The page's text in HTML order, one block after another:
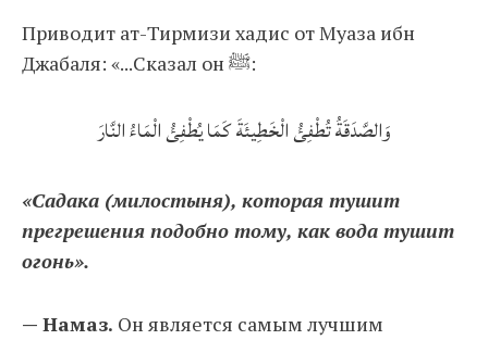
Приводит ат-Тирмизи хадис от Муаза ибн
Джабаля: «...Сказал он ﷺ:
وَالصَّدَقَةُ تُطْفِئُ الْخَطِيئَةَ كَمَا يُطْفِئُ الْمَاءُ النَّارَ
«Садака (милостыня), которая тушит
прегрешения подобно тому, как вода тушит
огонь».
— Намаз. Он является самым лучшим